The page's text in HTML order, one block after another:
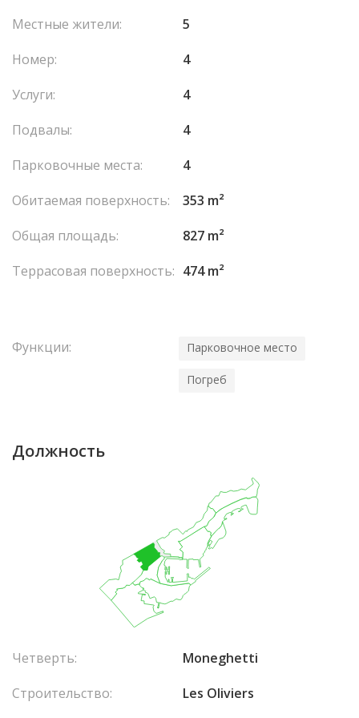
Местные жители:
5
Номер:
4
Услуги:
4
Подвалы:
4
Парковочные места:
4
Обитаемая поверхность:
353 m²
Общая площадь:
827 m²
Террасовая поверхность: 474 m²
Функции: Парковочное место
Погреб
Должность
Четверть:
Moneghetti
Строительство:
Les Oliviers